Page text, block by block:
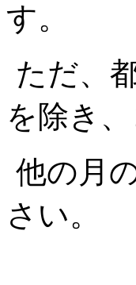
す。
ただ、
を除き
他の月
さい。